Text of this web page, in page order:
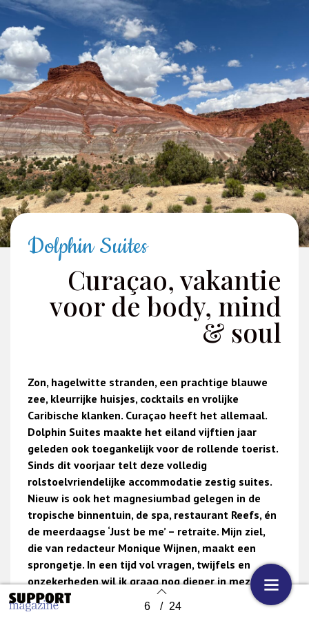
Back to index 6 / 24
Dolphin Suites
Curaçao, vakantie
voor de body, mind
& soul
Zon, hagelwitte stranden, een prachtige blauwe
zee, kleurrijke huisjes, cocktails en vrolijke
Caribische klanken. Curaçao heeft het allemaal.
Dolphin Suites maakte het eiland vijftien jaar
geleden ook toegankelijk voor de rollende toerist.
Sinds dit voorjaar telt deze volledig
rolstoelvriendelijke accommodatie zestig suites.
Nieuw is ook het magnesiumbad gelegen in de
tropische binnentuin, de spa, restaurant Reefs, én
de meerdaagse ‘Just be me’ – retraite. Mijn ziel,
die van redacteur Monique Wijnen, maakt een
sprongetje. In een tijd vol vragen, twijfels en
onzekerheden wil ik graag nog dieper in mezelf
zakken om te herontdekken wie ik ben en wat ik
echt wil.